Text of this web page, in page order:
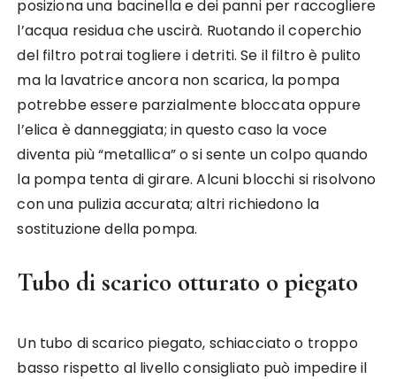
posiziona una bacinella e dei panni per raccogliere
l’acqua residua che uscirà. Ruotando il coperchio
del filtro potrai togliere i detriti. Se il filtro è pulito
ma la lavatrice ancora non scarica, la pompa
potrebbe essere parzialmente bloccata oppure
l’elica è danneggiata; in questo caso la voce
diventa più “metallica” o si sente un colpo quando
la pompa tenta di girare. Alcuni blocchi si risolvono
con una pulizia accurata; altri richiedono la
sostituzione della pompa.
Tubo di scarico otturato o piegato
Un tubo di scarico piegato, schiacciato o troppo
basso rispetto al livello consigliato può impedire il